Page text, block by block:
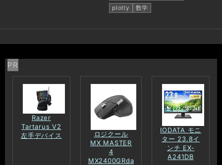
plotly
数学
PR
Razer
Tartarus V2
左手デバイス
ロジクール
MX MASTER
4
MX2400GRda
IODATA モニ
ター 23.8イ
ンチ EX-
A241DB